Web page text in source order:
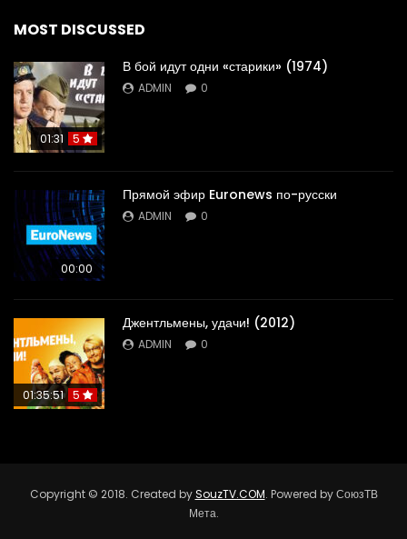
MOST DISCUSSED
01:31 5
В бой идут одни «старики» (1974)
ADMIN 0
00:00
Прямой эфир Euronews по-русски
ADMIN 0
01:35:51 5
Джентльмены, удачи! (2012)
ADMIN 0
Copyright © 2018. Created bySouzTV.COM. Powered by СоюзТВ
Мета.